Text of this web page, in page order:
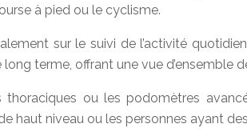
à pied ou le cyclisme.
sur le suivi de l’activité
terme, offrant une vue d’ensemble
ou les podomètres
haut niveau ou les personnes ayant